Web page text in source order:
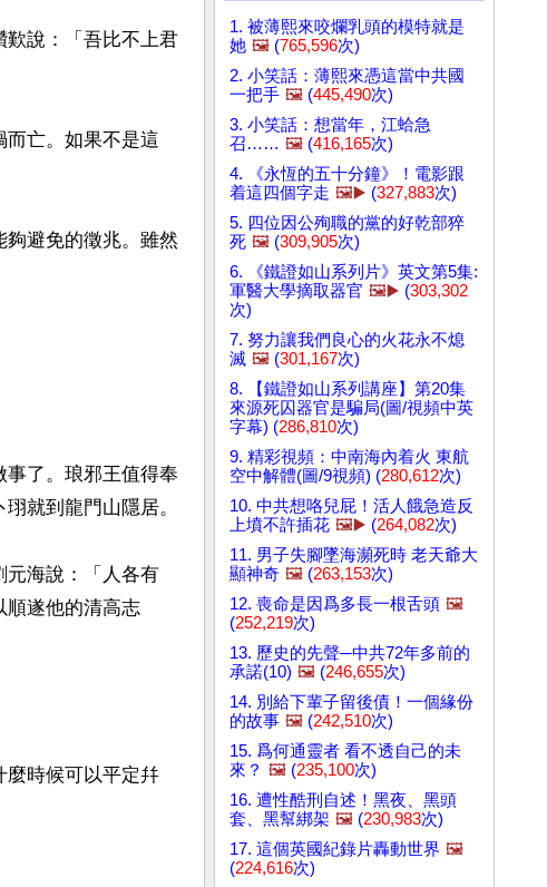
歎說：「吾比不上君
而亡。如果不是這
避免的徵兆。雖然
事了。琅邪王值得奉
就到龍門山隱居。
元海說：「人各有
順遂他的清高志
麼時候可以平定幷
1. 被薄熙來咬爛乳頭的模特就是
她 🖼️ (765,596次)
2. 小笑話：薄熙來憑這當中共國
一把手 🖼️ (445,490次)
3. 小笑話：想當年，江蛤急
召…… 🖼️ (416,165次)
4. 《永恆的五十分鐘》！電影跟
着這四個字走 🖼️▶️ (327,883次)
5. 四位因公殉職的黨的好乾部猝
死 🖼️ (309,905次)
6. 《鐵證如山系列片》英文第5集:
軍醫大學摘取器官 🖼️▶️ (303,302
次)
7. 努力讓我們良心的火花永不熄
滅 🖼️ (301,167次)
8. 【鐵證如山系列講座】第20集
來源死囚器官是騙局(圖/視頻中英
字幕) (286,810次)
9. 精彩視頻：中南海內着火 東航
空中解體(圖/9視頻) (280,612次)
10. 中共想咯兒屁！活人餓急造反
上墳不許插花 🖼️▶️ (264,082次)
11. 男子失腳墜海瀕死時 老天爺大
顯神奇 🖼️ (263,153次)
12. 喪命是因爲多長一根舌頭 🖼️
(252,219次)
13. 歷史的先聲─中共72年多前的
承諾(10) 🖼️ (246,655次)
14. 別給下輩子留後債！一個緣份
的故事 🖼️ (242,510次)
15. 爲何通靈者 看不透自己的未
來？ 🖼️ (235,100次)
16. 遭性酷刑自述！黑夜、黑頭
套、黑幫綁架 🖼️ (230,983次)
17. 這個英國紀錄片轟動世界 🖼️
(224,616次)